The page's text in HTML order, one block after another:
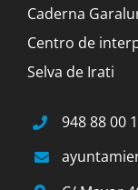
Caderna
Centro de
Selva de Irati
948 88 00